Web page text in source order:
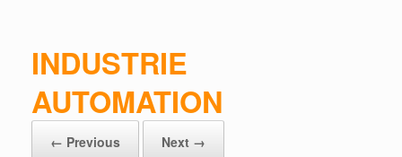
INDUSTRIE
AUTOMATION
← Previous Next →